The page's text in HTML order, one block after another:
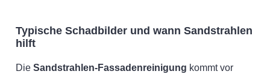
Typische Schadbilder und wann Sandstrahlen
hilft
Die Sandstrahlen-Fassadenreinigung kommt vor